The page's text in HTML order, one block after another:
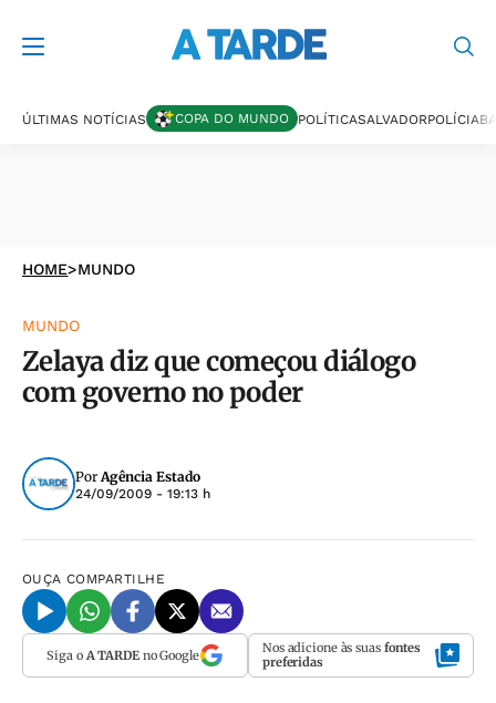
ÚLTIMAS NOTÍCIAS COPA DO MUNDO POLÍTICASALVADORPOLÍCIA
HOME>MUNDO
MUNDO
Zelaya diz que começou diálogo
com governo no poder
PorAgência Estado
24/09/2009 - 19:13 h
OUÇA COMPARTILHE
Siga o A TARDEno Google Nos adicione às suas fontes
preferidas